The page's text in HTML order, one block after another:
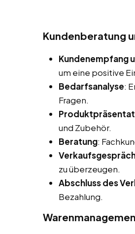
Kundenberatung
Kundenempfang
um eine positive
Bedarfsanalyse:
Fragen.
und Zubehör.
Beratung:
zu überzeugen.
Abschluss des
Bezahlung.